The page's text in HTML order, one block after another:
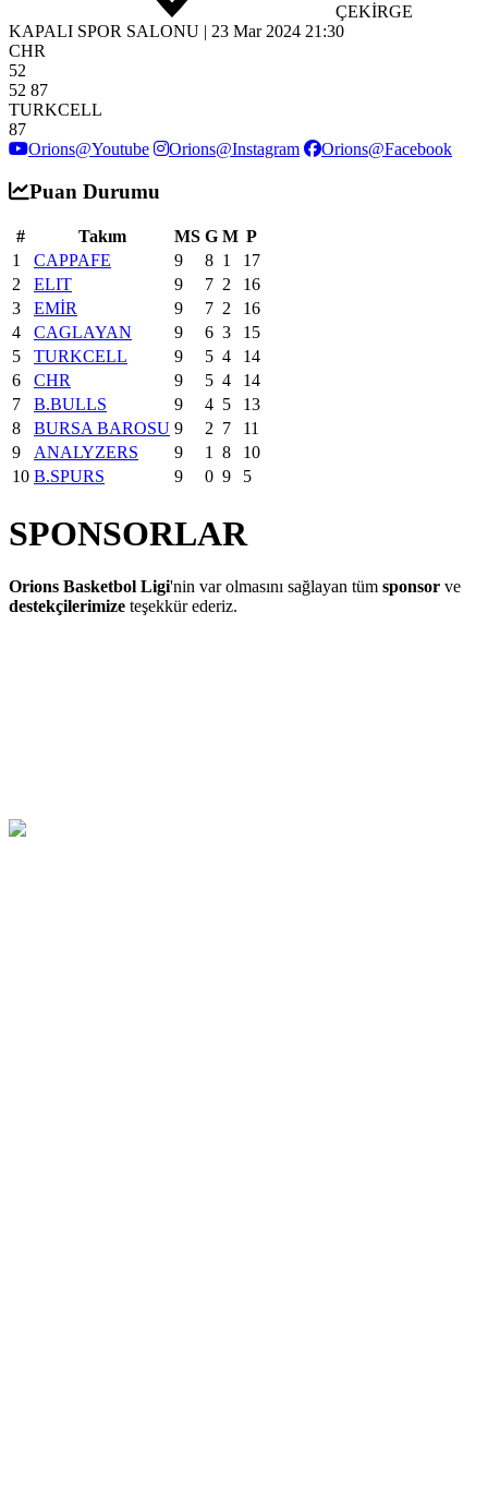
ÇEKİRGE
KAPALI SPOR SALONU | 23 Mar 2024 21:30
CHR
52
52 87
TURKCELL
87
Orions@Youtube
Orions@Instagram Orions@Facebook
Puan Durumu
# Takım MS G M P
1
CAPPAFE 9 8 1
17
2
ELIT 9 7 2
16
3
EMİR 9 7 2
16
4
CAGLAYAN 9 6 3
15
5
TURKCELL 9 5 4
14
6
CHR 9 5 4
14
7
B.BULLS 9 4 5
13
8
BURSA BAROSU 9 2 7
11
9
ANALYZERS 9 1 8
10
10 B.SPURS 9 0 9 5
SPONSORLAR
Orions Basketbol Ligi'nin var olmasını sağlayan tüm sponsor ve
destekçilerimize teşekkür ederiz.